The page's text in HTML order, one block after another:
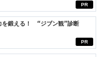
PR
PR
を鍛える！ “ジブン観”診断